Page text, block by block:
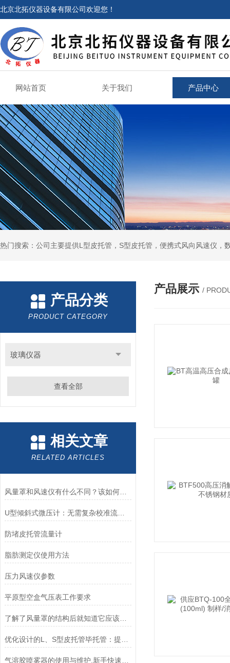
北京北拓仪器设备有限公司欢迎您！
网站首页 关于我们 产品中心
产品分类
PRODUCT CATEGORY
玻璃仪器
查看全部
相关文章
RELATED ARTICLES
风量罩和风速仪有什么不同？该如何选择？
U型倾斜式微压计：无需复杂校准流程，开箱即用，适配快速微压检测场景需求
防堵皮托管流量计
脂肪测定仪使用方法
压力风速仪参数
平原型空盒气压表工作要求
了解了风量罩的结构后就知道它应该这么安装
产品展示 /